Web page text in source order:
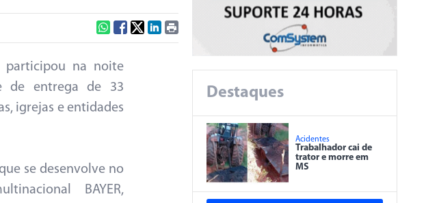
participou na noite
de entrega de 33
igrejas e entidades
se desenvolve no
BAYER,
Destaques
Acidentes
Trabalhador cai de
trator e morre em
MS